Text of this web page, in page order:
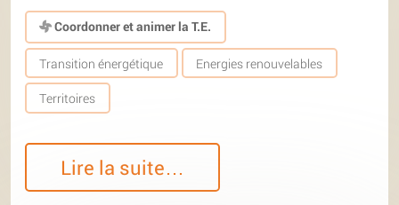
Coordonner et animer la T.E.
Transition énergétique Energies renouvelables
Territoires
Lire la suite…